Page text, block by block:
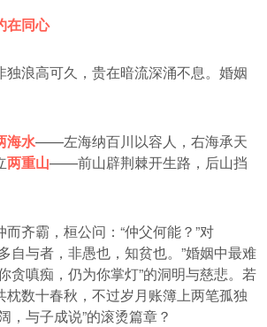
在同心
独浪高可久，贵在暗流深涌不息。婚姻
海水——左海纳百川以容人，右海承天
两重山——前山辟荆棘开生路，后山挡
齐霸，桓公问：“仲父何能？”对
自与者，非愚也，知贫也。”婚姻中最难
贪嗔痴，仍为你掌灯”的洞明与慈悲。若
枕数十春秋，不过岁月账簿上两笔孤独
，与子成说”的滚烫篇章？